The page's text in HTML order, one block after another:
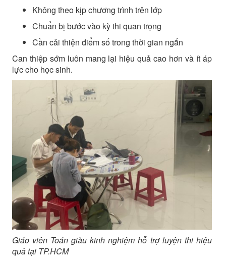
Không theo kịp chương trình trên lớp
Chuẩn bị bước vào kỳ thi quan trọng
Cần cải thiện điểm số trong thời gian ngắn
Can thiệp sớm luôn mang lại hiệu quả cao hơn và ít áp
lực cho học sinh.
Giáo viên Toán giàu kinh nghiệm hỗ trợ luyện thi hiệu
quả tại TP.HCM